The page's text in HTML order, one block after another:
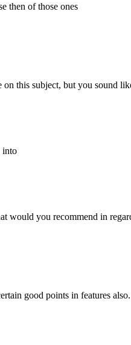
then of those ones
this subject, but you sound
into
would you recommend in
good points in features also.